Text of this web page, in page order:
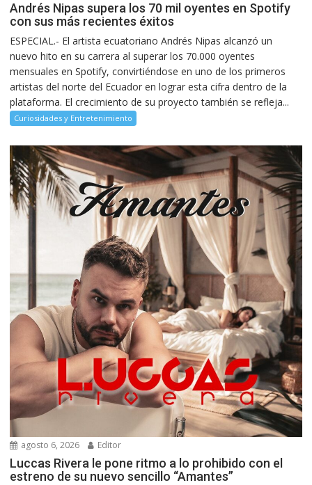
Andrés Nipas supera los 70 mil oyentes en Spotify
con sus más recientes éxitos
ESPECIAL.- El artista ecuatoriano Andrés Nipas alcanzó un
nuevo hito en su carrera al superar los 70.000 oyentes
mensuales en Spotify, convirtiéndose en uno de los primeros
artistas del norte del Ecuador en lograr esta cifra dentro de la
plataforma. El crecimiento de su proyecto también se refleja...
Curiosidades y Entretenimiento
agosto 6, 2026 Editor
Luccas Rivera le pone ritmo a lo prohibido con el
estreno de su nuevo sencillo “Amantes”